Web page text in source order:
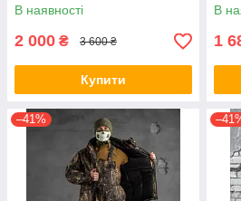
блискавці)
В наявності
2 000 ₴ 3 600 ₴
Купити
В
1
–41%